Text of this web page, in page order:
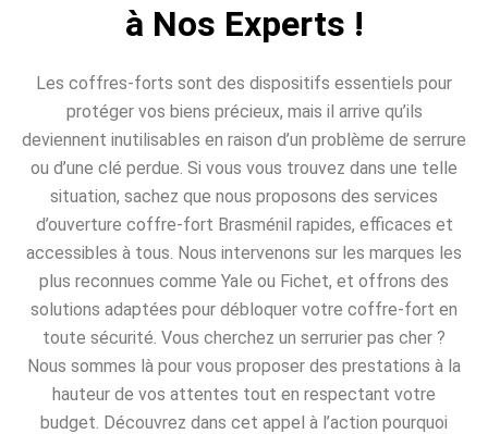
à Nos Experts !
Les coffres-forts sont des dispositifs essentiels pour
protéger vos biens précieux, mais il arrive qu’ils
deviennent inutilisables en raison d’un problème de serrure
ou d’une clé perdue. Si vous vous trouvez dans une telle
situation, sachez que nous proposons des services
d’ouverture coffre-fort Brasménil rapides, efficaces et
accessibles à tous. Nous intervenons sur les marques les
plus reconnues comme Yale ou Fichet, et offrons des
solutions adaptées pour débloquer votre coffre-fort en
toute sécurité. Vous cherchez un serrurier pas cher ?
Nous sommes là pour vous proposer des prestations à la
hauteur de vos attentes tout en respectant votre
budget. Découvrez dans cet appel à l’action pourquoi